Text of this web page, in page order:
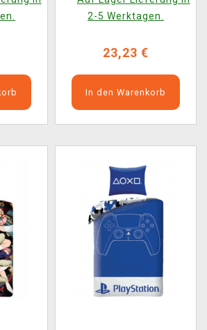
2-5 Werktagen.
23,23 €
In den Warenkorb